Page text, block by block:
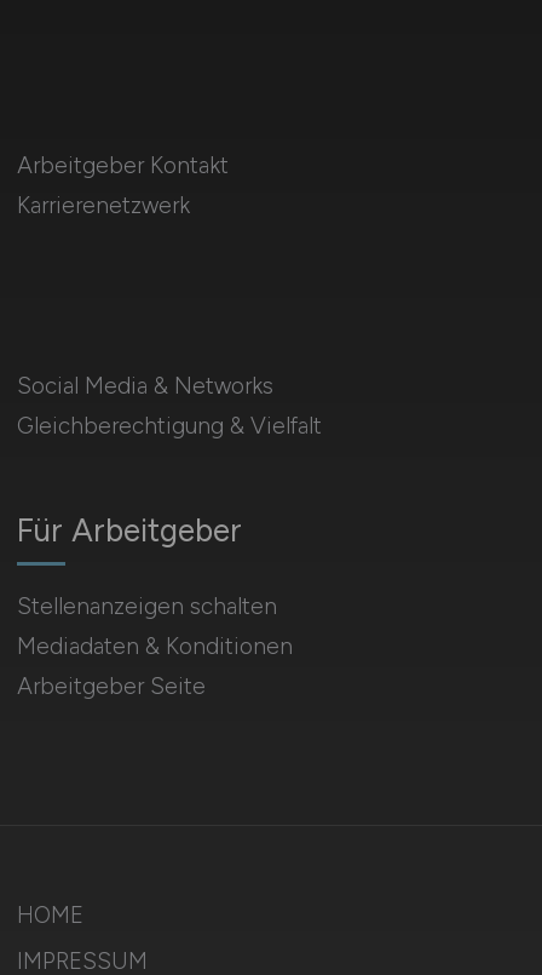
Social Media & Networks
Gleichberechtigung & Vielfalt
Für Arbeitgeber
Stellenanzeigen schalten
Mediadaten & Konditionen
Arbeitgeber Seite
Arbeitgeber Kontakt
Karrierenetzwerk
HOME
IMPRESSUM